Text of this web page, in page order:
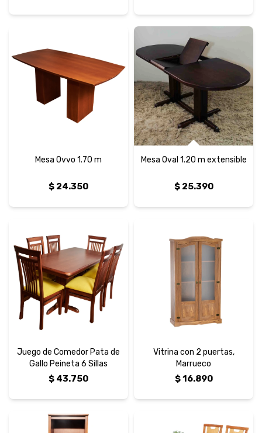
Mesa Ovvo 1.70 m
$ 24.350
Mesa Oval 1.20 m extensible
$ 25.390
Juego de Comedor Pata de
Gallo Peineta 6 Sillas
$ 43.750
Vitrina con 2 puertas,
Marrueco
$16.890